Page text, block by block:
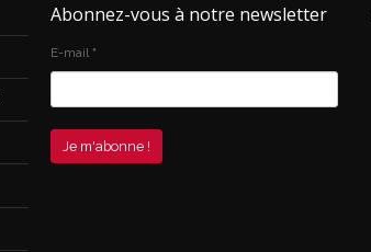
Abonnez-vous à notre newsletter
E-mail *